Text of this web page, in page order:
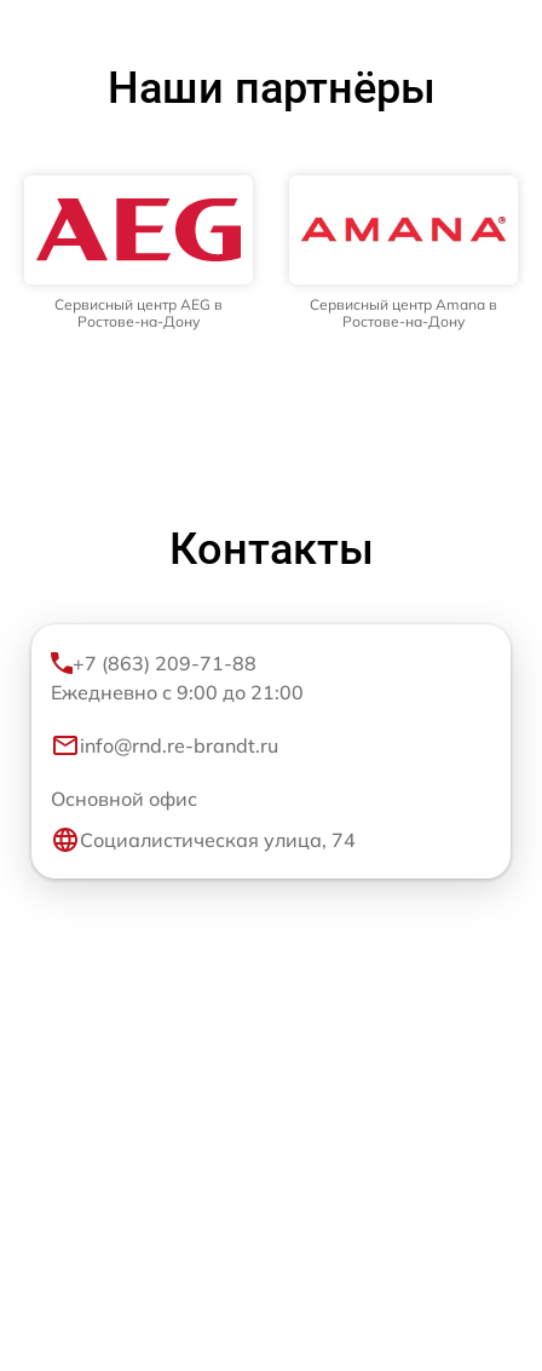
Наши партнёры
Сервисный центр AEG в
Ростове-на-Дону
Сервисный центр Amana в
Ростове-на-Дону
Контакты
+7 (863) 209-71-88
Ежедневно с 9:00 до 21:00
info@rnd.re-brandt.ru
Основной офис
Социалистическая улица, 74